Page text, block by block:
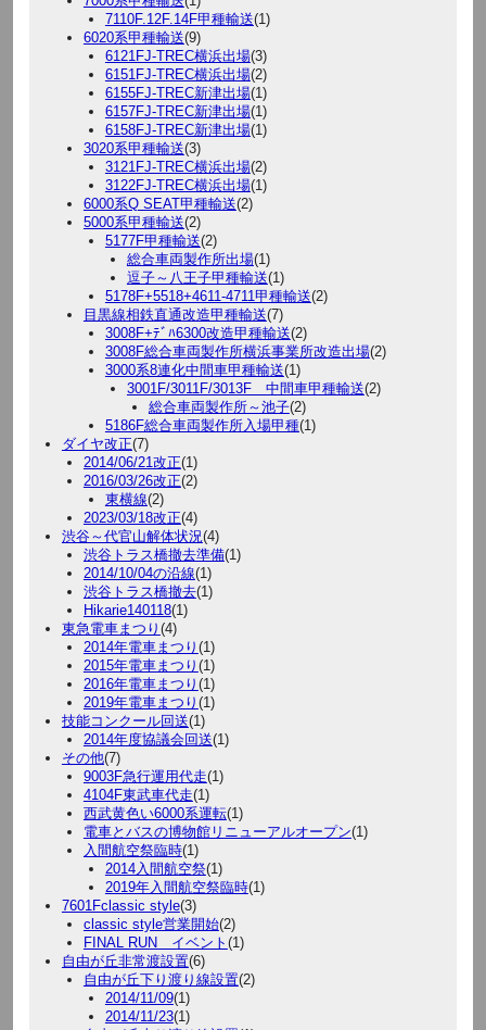
7110F.12F.14F甲種輸送(1)
6020系甲種輸送(9)
6121FJ-TREC横浜出場(3)
6151FJ-TREC横浜出場(2)
6155FJ-TREC新津出場(1)
6157FJ-TREC新津出場(1)
6158FJ-TREC新津出場(1)
3020系甲種輸送(3)
3121FJ-TREC横浜出場(2)
3122FJ-TREC横浜出場(1)
6000系Q SEAT甲種輸送(2)
5000系甲種輸送(2)
5177F甲種輸送(2)
総合車両製作所出場(1)
逗子～八王子甲種輸送(1)
5178F+5518+4611-4711甲種輸送(2)
目黒線相鉄直通改造甲種輸送(7)
3008F+ﾃﾞﾊ6300改造甲種輸送(2)
3008F総合車両製作所横浜事業所改造出場(2)
3000系8連化中間車甲種輸送(1)
3001F/3011F/3013F 中間車甲種輸送(2)
総合車両製作所～池子(2)
5186F総合車両製作所入場甲種(1)
ダイヤ改正(7)
2014/06/21改正(1)
2016/03/26改正(2)
東横線(2)
2023/03/18改正(4)
渋谷～代官山解体状況(4)
渋谷トラス橋撤去準備(1)
2014/10/04の沿線(1)
渋谷トラス橋撤去(1)
Hikarie140118(1)
東急電車まつり (4)
2014年電車まつり (1)
2015年電車まつり (1)
2016年電車まつり (1)
2019年電車まつり (1)
技能コンクール回送(1)
2014年度協議会回送(1)
その他(7)
9003F急行運用代走(1)
4104F東武車代走(1)
西武黄色い6000系運転(1)
電車とバスの博物館リニューアルオープン(1)
入間航空祭臨時(1)
2014入間航空祭(1)
2019年入間航空祭臨時(1)
7601Fclassic style(3)
classic style営業開始(2)
FINAL RUN イベント (1)
自由が丘非常渡設置(6)
自由が丘下り渡り線設置(2)
2014/11/09(1)
2014/11/23(1)